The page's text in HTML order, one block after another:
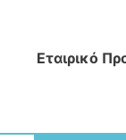
Εταιρικό